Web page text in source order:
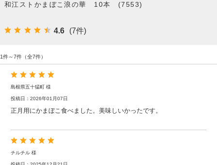
和江ストかまぼこ浪の華 10本 (7553)
4.6 (7件)
1件～7件（全7件）
島根県五十猛町 様
投稿日：2026年01月07日
正月用にかまぼこ食べました。美味しいかったです。
チルチル 様